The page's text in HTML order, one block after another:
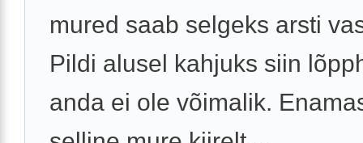
mured saab selgeks arsti
Pildi alusel kahjuks siin
anda ei ole võimalik.